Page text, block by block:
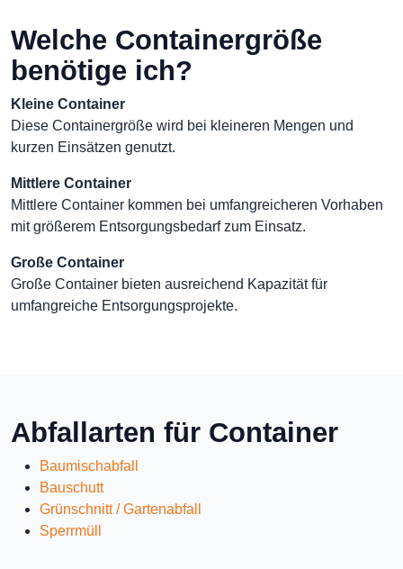
Welche Containergröße
benötige ich?
Kleine Container
Diese Containergröße wird bei kleineren Mengen und
kurzen Einsätzen genutzt.
Mittlere Container
Mittlere Container kommen bei umfangreicheren Vorhaben
mit größerem Entsorgungsbedarf zum Einsatz.
Große Container
Große Container bieten ausreichend Kapazität für
umfangreiche Entsorgungsprojekte.
Abfallarten für Container
Baumischabfall
Bauschutt
Grünschnitt / Gartenabfall
Sperrmüll